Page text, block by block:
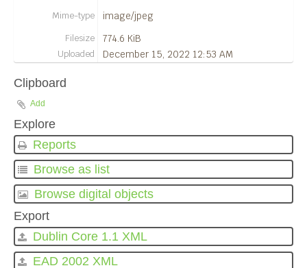
Mime-type image/jpeg
Filesize 774.6 KiB
Uploaded December 15, 2022 12:53 AM
Clipboard
Add
Explore
Reports
Browse as list
Browse digital objects
Export
Dublin Core 1.1 XML
EAD 2002 XML